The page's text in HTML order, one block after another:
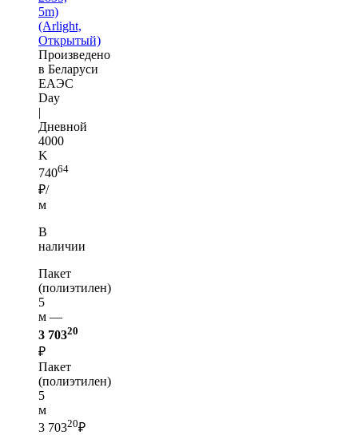
5m)
(Arlight,
Открытый)
Произведено
в Беларуси
ЕАЭС
Day
|
Дневной
4000
K
74064
₽/
м
В
наличии
Пакет
(полиэтилен)
5
м —
3 70320
₽
Пакет
(полиэтилен)
5
м
3 70320₽